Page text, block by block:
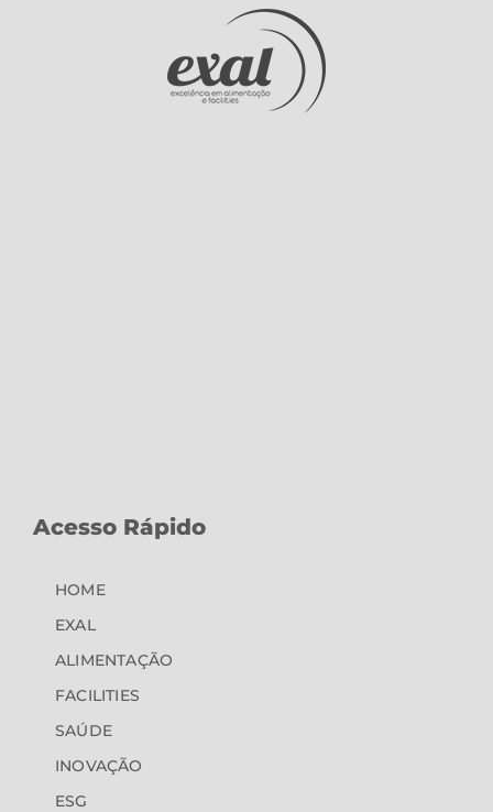
Acesso Rápido
HOME
EXAL
ALIMENTAÇÃO
FACILITIES
SAÚDE
INOVAÇÃO
ESG